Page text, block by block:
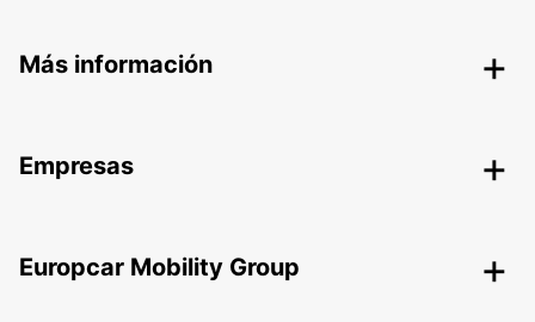
Más información
Empresas
Europcar Mobility Group